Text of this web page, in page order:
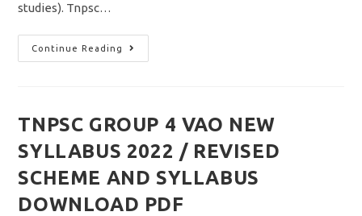
studies). Tnpsc…
Continue Reading
TNPSC
GROUP
UNIT
8
TO
STUDY/General
Studies
New
Syllabus
TNPSC GROUP 4 VAO NEW
SYLLABUS 2022 / REVISED
SCHEME AND SYLLABUS
DOWNLOAD PDF